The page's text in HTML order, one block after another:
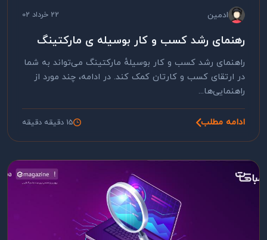
ادمین 22 خرداد 02
رهنمای رشد کسب و کار بوسیله ی مارکتینگ
راهنمای رشد کسب و کار بوسیلهٔ مارکتینگ می‌تواند به شما
در ارتقای کسب و کارتان کمک کند. در ادامه، چند مورد از
راهنمایی‌ها...
ادامه مطلب 15 دقیقه دقیقه